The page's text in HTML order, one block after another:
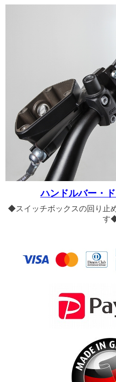
ハンドルバー・
◆スイッチボックスの回り止
す